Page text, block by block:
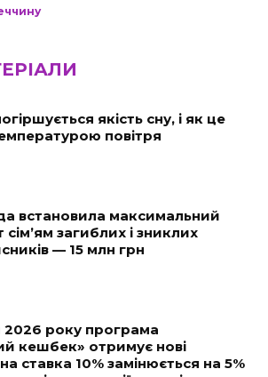
якість сну, і як це
повітря
встановила максимальний
сім’ям загиблих і зниклих
— 15 млн грн
2026 року програма
кешбек» отримує нові
ставка 10% замінюється на 5%